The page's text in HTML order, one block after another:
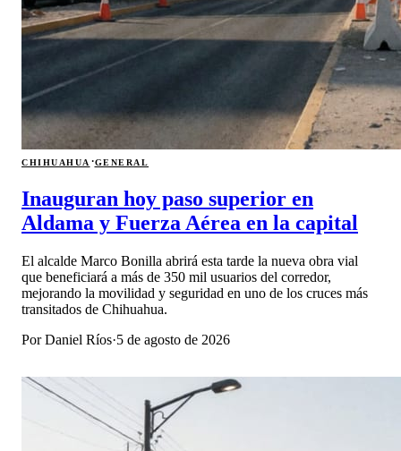
CHIHUAHUA ·GENERAL
Inauguran hoy paso superior en
Aldama y Fuerza Aérea en la capital
El alcalde Marco Bonilla abrirá esta tarde la nueva obra vial
que beneficiará a más de 350 mil usuarios del corredor,
mejorando la movilidad y seguridad en uno de los cruces más
transitados de Chihuahua.
PorDaniel Ríos·5 de agosto de 2026